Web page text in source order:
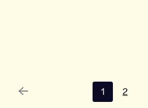
1 2